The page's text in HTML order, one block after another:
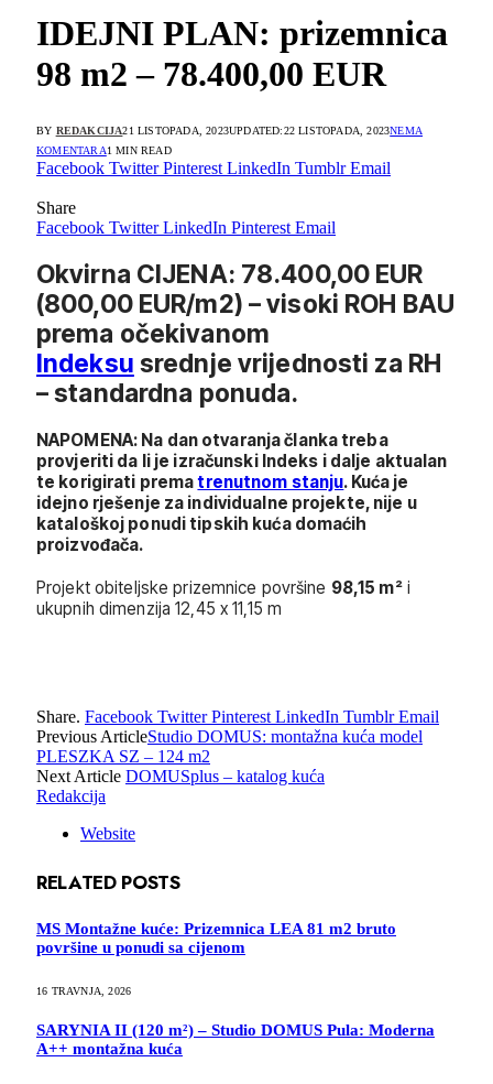
IDEJNI PLAN: prizemnica
98 m2 – 78.400,00 EUR
BY REDAKCIJA21 LISTOPADA, 2023UPDATED:22 LISTOPADA, 2023NEMA
KOMENTARA1 MIN READ
Facebook Twitter Pinterest LinkedIn Tumblr Email
Share
Facebook Twitter LinkedIn Pinterest Email
Okvirna CIJENA: 78.400,00 EUR
(800,00 EUR/m2) – visoki ROH BAU
prema očekivanom
Indeksu srednje vrijednosti za RH
– standardna ponuda.
NAPOMENA: Na dan otvaranja članka treba
provjeriti da li je izračunski Indeks i dalje aktualan
te korigirati prematrenutnom stanju. Kuća je
idejno rješenje za individualne projekte, nije u
kataloškoj ponudi tipskih kuća domaćih
proizvođača.
Projekt obiteljske prizemnice površine 98,15 m²i
ukupnih dimenzija 12,45 x 11,15 m
Share. Facebook Twitter Pinterest LinkedIn Tumblr Email
Previous ArticleStudio DOMUS: montažna kuća model
PLESZKA SZ – 124 m2
Next Article DOMUSplus – katalog kuća
Redakcija
Website
RELATED POSTS
MS Montažne kuće: Prizemnica LEA 81 m2 bruto
površine u ponudi sa cijenom
16 TRAVNJA, 2026
SARYNIA II (120 m²) – Studio DOMUS Pula: Moderna
A++ montažna kuća